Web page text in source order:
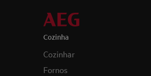
Cozinha
Cozinhar
Fornos